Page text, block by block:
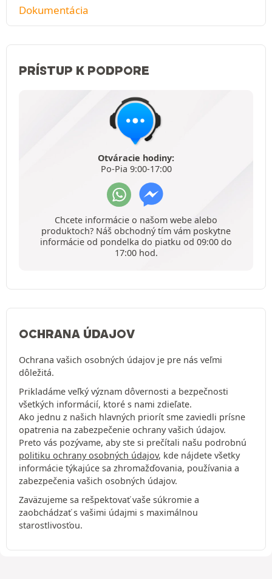
Dokumentácia
PRÍSTUP K PODPORE
Otváracie hodiny:
Po-Pia 9:00-17:00
Chcete informácie o našom webe alebo
produktoch? Náš obchodný tím vám poskytne
informácie od pondelka do piatku od 09:00 do
17:00 hod.
OCHRANA ÚDAJOV
Ochrana vašich osobných údajov je pre nás veľmi
dôležitá.
Prikladáme veľký význam dôvernosti a bezpečnosti
všetkých informácií, ktoré s nami zdieľate.
Ako jednu z našich hlavných priorít sme zaviedli prísne
opatrenia na zabezpečenie ochrany vašich údajov.
Preto vás pozývame, aby ste si prečítali našu podrobnú
politiku ochrany osobných údajov, kde nájdete všetky
informácie týkajúce sa zhromažďovania, používania a
zabezpečenia vašich osobných údajov.
Zaväzujeme sa rešpektovať vaše súkromie a
zaobchádzať s vašimi údajmi s maximálnou
starostlivosťou.